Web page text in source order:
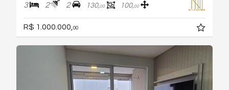
3 2 2 130,00 100,00
R$ 1.000.000, 00